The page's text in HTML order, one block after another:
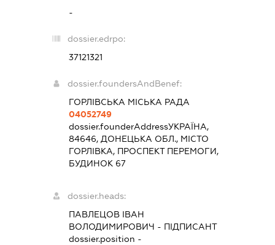
-
dossier.edrpo:
37121321
dossier.foundersAndBenef:
ГОРЛІВСЬКА МІСЬКА РАДА
04052749
dossier.founderAddressУКРАЇНА,
84646, ДОНЕЦЬКА ОБЛ., МІСТО
ГОРЛІВКА, ПРОСПЕКТ ПЕРЕМОГИ,
БУДИНОК 67
dossier.heads:
ПАВЛЕЦОВ ІВАН
ВОЛОДИМИРОВИЧ - ПІДПИСАНТ
dossier.position -